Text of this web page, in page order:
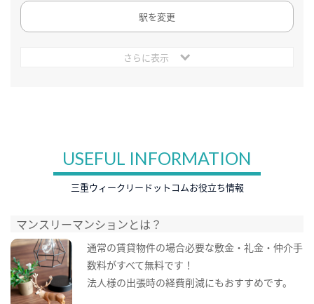
駅を変更
さらに表示
USEFUL INFORMATION
三重ウィークリードットコムお役立ち情報
マンスリーマンションとは？
通常の賃貸物件の場合必要な敷金・礼金・仲介手
数料がすべて無料です！
法人様の出張時の経費削減にもおすすめです。